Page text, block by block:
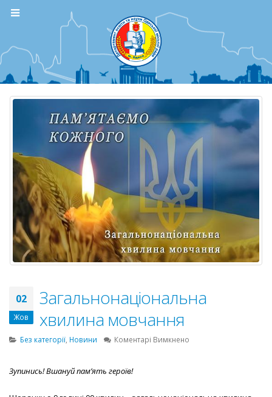
02
Жов
Загальнонаціональна
хвилина мовчання
Без категорії, Новини Коментарі Вимкнено
Зупинись! Вшануй пам’ять героїв!